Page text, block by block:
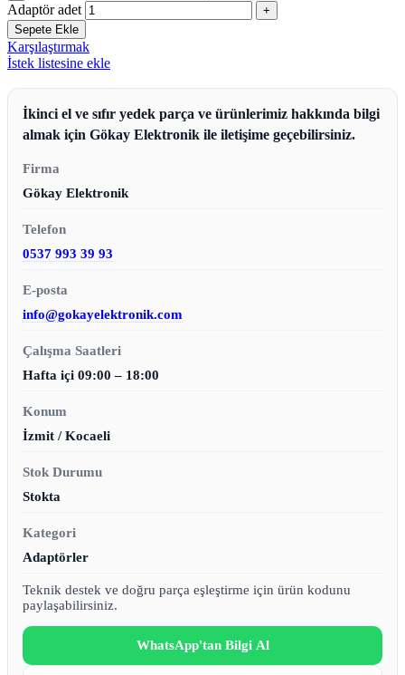
Adaptör adet
Sepete Ekle
Karşılaştırmak
İstek listesine ekle
İkinci el ve sıfır yedek parça ve ürünlerimiz hakkında bilgi
almak için Gökay Elektronik ile iletişime geçebilirsiniz.
Firma
Gökay Elektronik
Telefon
0537 993 39 93
E-posta
info@gokayelektronik.com
Çalışma Saatleri
Hafta içi 09:00 – 18:00
Konum
İzmit / Kocaeli
Stok Durumu
Stokta
Kategori
Adaptörler
Teknik destek ve doğru parça eşleştirme için ürün kodunu
paylaşabilirsiniz.
WhatsApp'tan Bilgi Al